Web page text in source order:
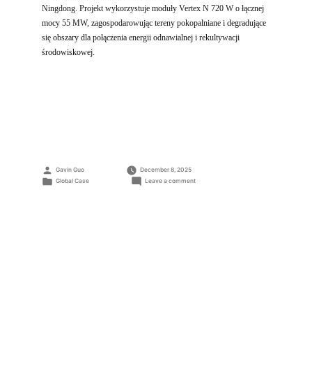
Ningdong. Projekt wykorzystuje moduły Vertex N 720 W o łącznej
mocy 55 MW, zagospodarowując tereny pokopalniane i degradujące
się obszary dla połączenia energii odnawialnej i rekultywacji
środowiskowej.
Posted
by
Gavin Guo
December 8, 2025
Posted
Global Case Leave a commenton